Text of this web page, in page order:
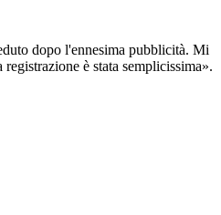
dopo l'ennesima pubblicità. Mi
è stata semplicissima».